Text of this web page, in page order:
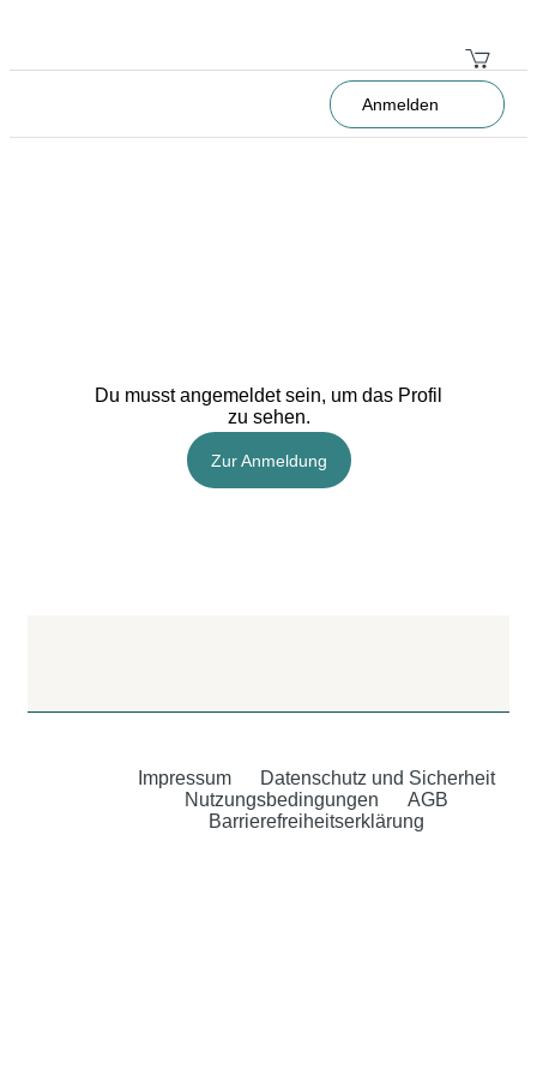
Anmelden
Du musst angemeldet sein, um das Profil
zu sehen.
Zur Anmeldung
Impressum
Datenschutz und Sicherheit
Nutzungsbedingungen
AGB
Barrierefreiheitserklärung